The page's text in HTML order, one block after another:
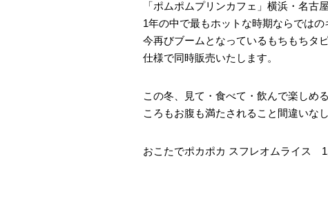
「ポムポムプリンカフェ」横浜・名古
1年の中で最もホットな時期ならでは
今再びブームとなっているもちもちタ
仕様で同時販売いたします。
この冬、見て・食べて・飲んで楽しめ
ころもお腹も満たされること間違いなし
おこたでポカポカ スフレオムライス